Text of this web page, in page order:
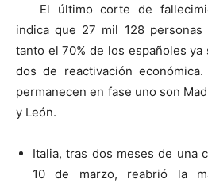
El último corte de
indica que 27 mil 128 personas
tanto el 70% de los españoles
dos de reactivación
permanecen en fase uno son
y León.
Italia, tras dos meses de una
10 de marzo, reabrió la